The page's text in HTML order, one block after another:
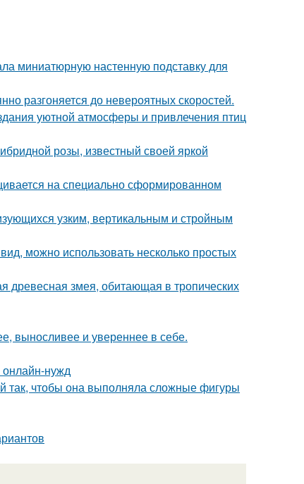
миниатюрную настенную подставку для
разгоняется до невероятных скоростей.
уютной атмосферы и привлечения птиц
розы, известный своей яркой
на специально сформированном
узким, вертикальным и стройным
можно использовать несколько простых
древесная змея, обитающая в тропических
выносливее и увереннее в себе.
нужд
так, чтобы она выполняла сложные фигуры